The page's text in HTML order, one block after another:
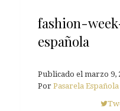
fashion-
española
Publicado el marzo 9,
Por Pasarela Española